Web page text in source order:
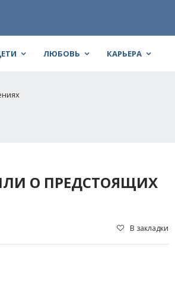
ЛЮБОВЬ КАРЬЕРА
О ПРЕДСТОЯЩИХ
В закладки